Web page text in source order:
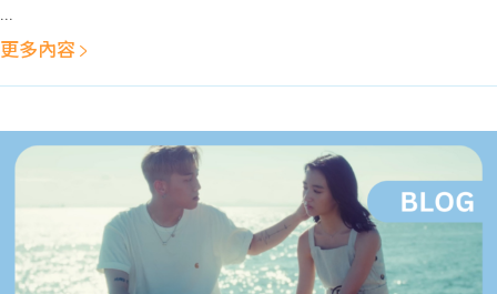
...
更多內容